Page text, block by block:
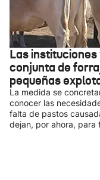
Las
conjunta de
pequeñas
La medida se
conocer las
falta de pastos
dejan, por ahora, para